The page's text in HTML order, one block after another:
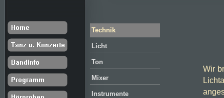
Technik
Licht
Ton
Mixer
Instrumente
Wir